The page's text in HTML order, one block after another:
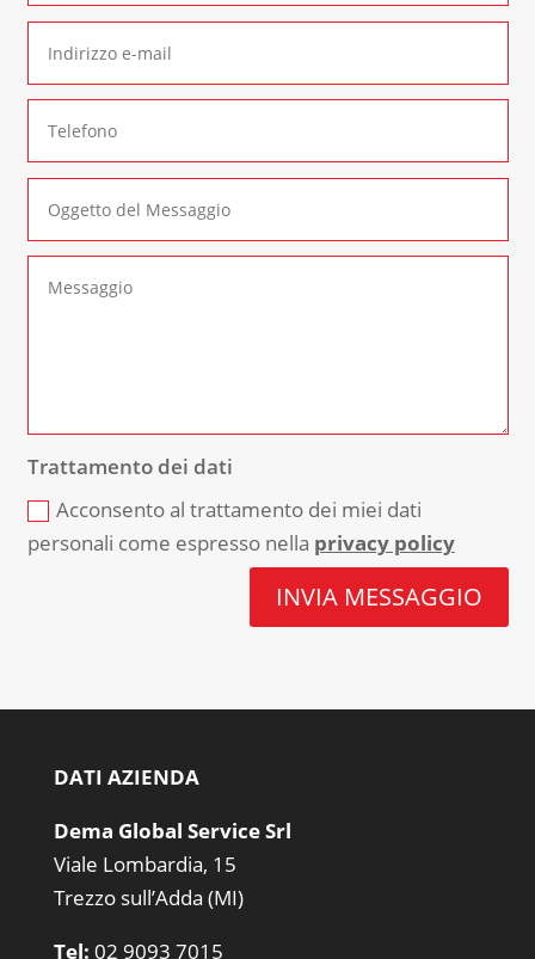
Trattamento dei dati
Acconsento al trattamento dei miei dati
personali come espresso nella privacy policy
INVIA MESSAGGIO
DATI AZIENDA
Dema Global Service Srl
Viale Lombardia, 15
Trezzo sull’Adda (MI)
Tel: 02 9093 7015